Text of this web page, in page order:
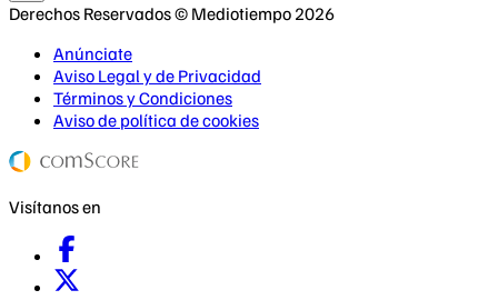
Derechos Reservados © Mediotiempo 2026
Anúnciate
Aviso Legal y de Privacidad
Términos y Condiciones
Aviso de política de cookies
Visítanos en